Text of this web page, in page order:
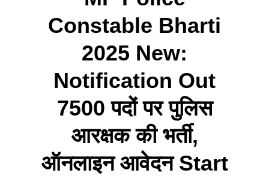
Constable Bharti
2025 New:
Notification Out
7500 पदों पर पुलिस
आरक्षक की भर्ती,
ऑनलाइन आवेदन Start